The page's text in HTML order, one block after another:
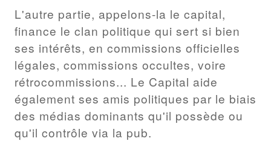
L'autre partie, appelons-la le capital,
finance le clan politique qui sert si bien
ses intérêts, en commissions officielles
légales, commissions occultes, voire
rétrocommissions... Le Capital aide
également ses amis politiques par le biais
des médias dominants qu'il possède ou
qu'il contrôle via la pub.